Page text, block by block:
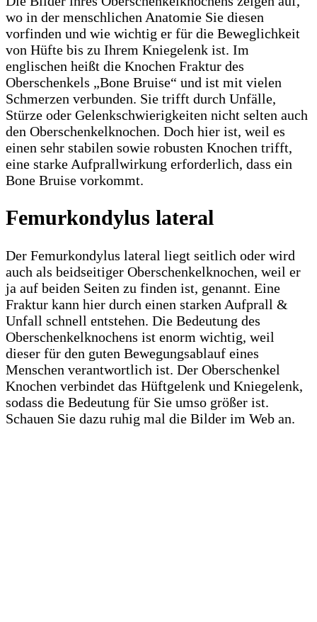
wo in der menschlichen Anatomie Sie diesen
vorfinden und wie wichtig er für die Beweglichkeit
von Hüfte bis zu Ihrem Kniegelenk ist. Im
englischen heißt die Knochen Fraktur des
Oberschenkels „Bone Bruise“ und ist mit vielen
Schmerzen verbunden. Sie trifft durch Unfälle,
Stürze oder Gelenkschwierigkeiten nicht selten auch
den Oberschenkelknochen. Doch hier ist, weil es
einen sehr stabilen sowie robusten Knochen trifft,
eine starke Aufprallwirkung erforderlich, dass ein
Bone Bruise vorkommt.
Femurkondylus lateral
Der Femurkondylus lateral liegt seitlich oder wird
auch als beidseitiger Oberschenkelknochen, weil er
ja auf beiden Seiten zu finden ist, genannt. Eine
Fraktur kann hier durch einen starken Aufprall &
Unfall schnell entstehen. Die Bedeutung des
Oberschenkelknochens ist enorm wichtig, weil
dieser für den guten Bewegungsablauf eines
Menschen verantwortlich ist. Der Oberschenkel
Knochen verbindet das Hüftgelenk und Kniegelenk,
sodass die Bedeutung für Sie umso größer ist.
Schauen Sie dazu ruhig mal die Bilder im Web an.